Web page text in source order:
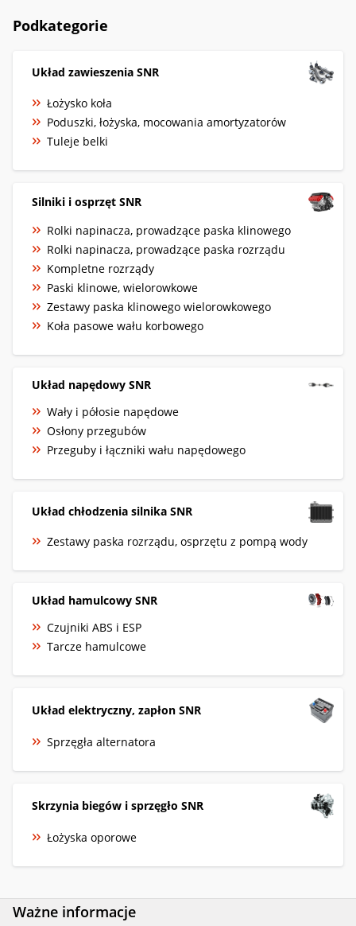
Podkategorie
Układ zawieszenia SNR
Łożysko koła
Poduszki, łożyska, mocowania amortyzatorów
Tuleje belki
Silniki i osprzęt SNR
Rolki napinacza, prowadzące paska klinowego
Rolki napinacza, prowadzące paska rozrządu
Kompletne rozrządy
Paski klinowe, wielorowkowe
Zestawy paska klinowego wielorowkowego
Koła pasowe wału korbowego
Układ napędowy SNR
Wały i półosie napędowe
Osłony przegubów
Przeguby i łączniki wału napędowego
Układ chłodzenia silnika SNR
Zestawy paska rozrządu, osprzętu z pompą wody
Układ hamulcowy SNR
Czujniki ABS i ESP
Tarcze hamulcowe
Układ elektryczny, zapłon SNR
Sprzęgła alternatora
Skrzynia biegów i sprzęgło SNR
Łożyska oporowe
Ważne informacje